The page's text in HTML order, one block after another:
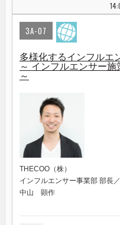
3A-07
多様化するインフルエ
～ インフルエンサー
～
THECOO（株）
インフルエンサー事業部 部長
中山 顕作